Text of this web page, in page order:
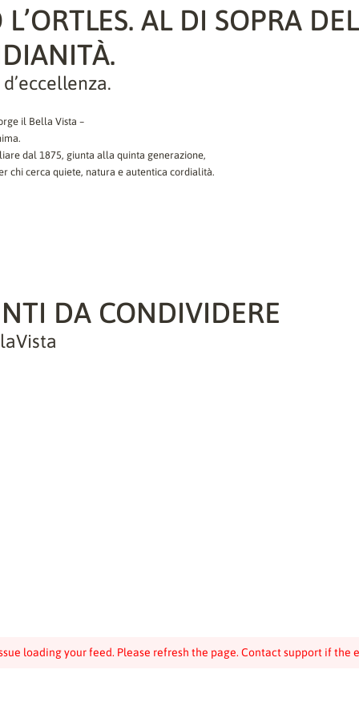
L’ORTLES. AL DI SOPRA
il Bella Vista –
dal 1875, giunta alla quinta generazione,
chi cerca quiete, natura e autentica cordialità.
DA CONDIVIDERE
loading your feed. Please refresh the page. Contact support if the